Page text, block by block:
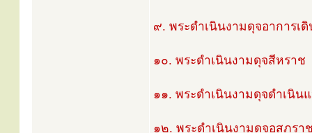
๙. พระดำเนินงามดุจอาการเ
๑๐. พระดำเนินงามดุจสีหราช
๑๑. พระดำเนินงามดุจดำเนิน
๑๒. พระดำเนินงามดุจอสุภรา